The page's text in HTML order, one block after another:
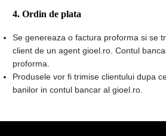
4. Ordin de plata
Se genereaza o factura proforma si se
client de un agent gioel.ro. Contul
proforma.
Produsele vor fi trimise clientului dupa
banilor in contul bancar al gioel.ro.